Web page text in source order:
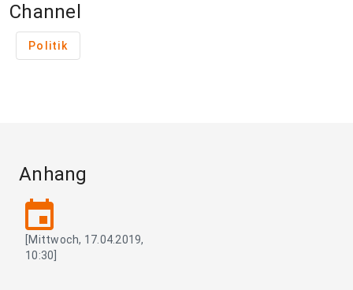
Channel
Politik
Anhang
event
[Mittwoch, 17.04.2019,
10:30]